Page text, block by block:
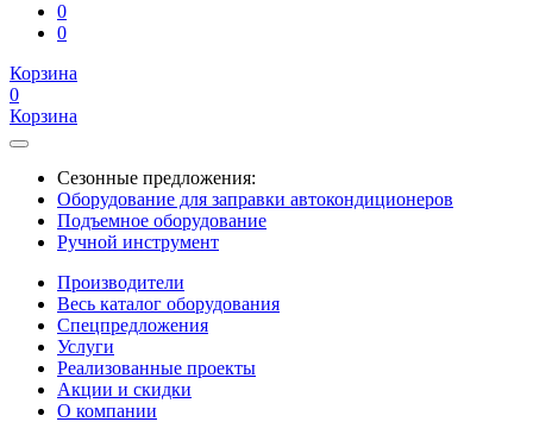
0
0
Корзина
0
Корзина
Сезонные предложения:
Оборудование для заправки автокондиционеров
Подъемное оборудование
Ручной инструмент
Производители
Весь каталог оборудования
Спецпредложения
Услуги
Реализованные проекты
Акции и скидки
О компании